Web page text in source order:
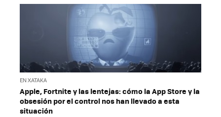
EN XATAKA
Apple, Fortnite y las lentejas: cómo la App Store y la
obsesión por el control nos han llevado a esta
situación